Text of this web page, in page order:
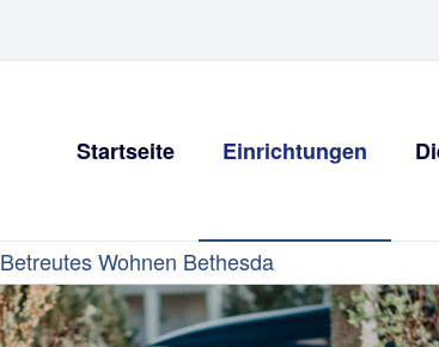
Startseite Einrichtungen
Betreutes Wohnen Bethesda